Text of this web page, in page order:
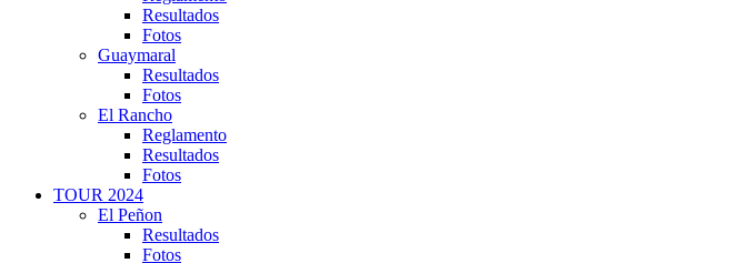
Resultados
Fotos
Guaymaral
Resultados
Fotos
El Rancho
Reglamento
Resultados
Fotos
TOUR 2024
El Peñon
Resultados
Fotos